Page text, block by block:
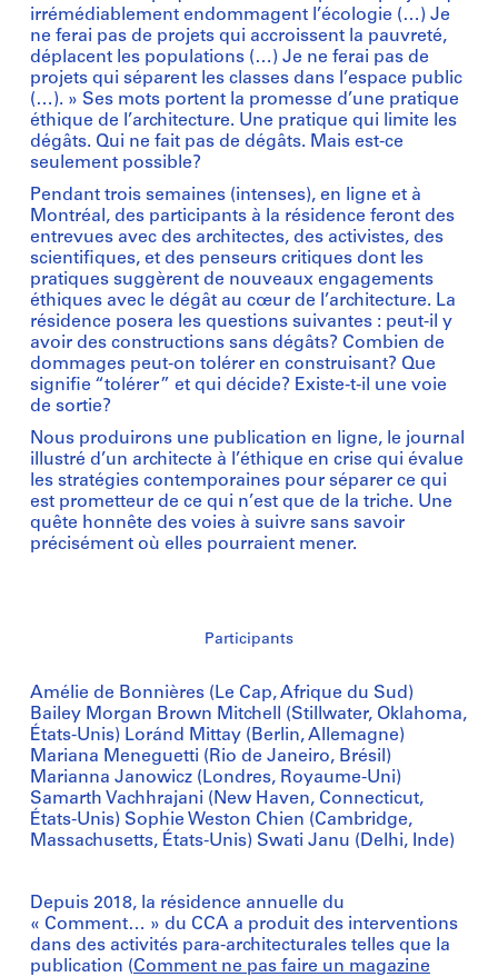
irrémédiablement endommagent l’écologie (…) Je
ne ferai pas de projets qui accroissent la pauvreté,
déplacent les populations (…) Je ne ferai pas de
projets qui séparent les classes dans l’espace public
(…). » Ses mots portent la promesse d’une pratique
éthique de l’architecture. Une pratique qui limite les
dégâts. Qui ne fait pas de dégâts. Mais est-ce
seulement possible?
Pendant trois semaines (intenses), en ligne et à
Montréal, des participants à la résidence feront des
entrevues avec des architectes, des activistes, des
scientifiques, et des penseurs critiques dont les
pratiques suggèrent de nouveaux engagements
éthiques avec le dégât au cœur de l’architecture. La
résidence posera les questions suivantes : peut-il y
avoir des constructions sans dégâts? Combien de
dommages peut-on tolérer en construisant? Que
signifie “tolérer” et qui décide? Existe-t-il une voie
de sortie?
Nous produirons une publication en ligne, le journal
illustré d’un architecte à l’éthique en crise qui évalue
les stratégies contemporaines pour séparer ce qui
est prometteur de ce qui n’est que de la triche. Une
quête honnête des voies à suivre sans savoir
précisément où elles pourraient mener.
Participants
Amélie de Bonnières (Le Cap, Afrique du Sud)
Bailey Morgan Brown Mitchell (Stillwater, Oklahoma,
États-Unis) Loránd Mittay (Berlin, Allemagne)
Mariana Meneguetti (Rio de Janeiro, Brésil)
Marianna Janowicz (Londres, Royaume-Uni)
Samarth Vachhrajani (New Haven, Connecticut,
États-Unis) Sophie Weston Chien (Cambridge,
Massachusetts, États-Unis) Swati Janu (Delhi, Inde)
Depuis 2018, la résidence annuelle du
« Comment… » du CCA a produit des interventions
dans des activités para-architecturales telles que la
publication (Comment ne pas faire un magazine